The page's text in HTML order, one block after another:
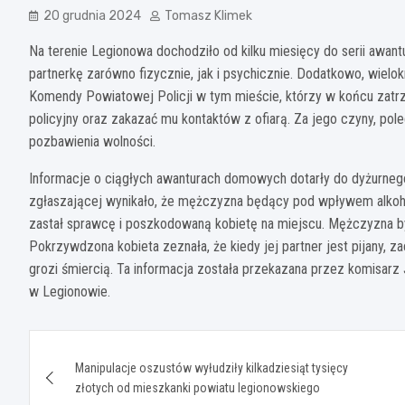
20 grudnia 2024 Tomasz Klimek
Na terenie Legionowa dochodziło od kilku miesięcy do serii
partnerkę zarówno fizycznie, jak i psychicznie. Dodatkowo,
Komendy Powiatowej Policji w tym mieście, którzy w końcu
policyjny oraz zakazać mu kontaktów z ofiarą. Za jego czyny,
pozbawienia wolności.
Informacje o ciągłych awanturach domowych dotarły do
zgłaszającej wynikało, że mężczyzna będący pod wpływem
zastał sprawcę i poszkodowaną kobietę na miejscu. Mężczyzna
Pokrzywdzona kobieta zeznała, że kiedy jej partner jest pijany,
grozi śmiercią. Ta informacja została przekazana przez
w Legionowie.
wpisuManipulacje oszustów wyłudziły kilkadziesiąt tysięcy
złotych od mieszkanki powiatu legionowskiego